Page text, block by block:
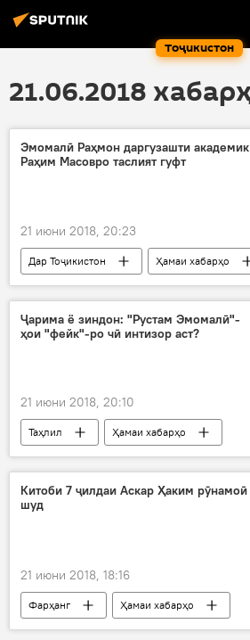
Тоҷикистон
21.06.2018
Эмомалӣ Раҳмон даргузашти академик
Раҳим Масовро таслият гуфт
21 июни 2018, 20:23
Дар Тоҷикистон
Ҳамаи хабарҳо
Эмомалӣ Раҳмон
ҳамдардӣ
Ҷарима ё зиндон: "Рустам Эмомалӣ"-
ҳои "фейк"-ро чӣ интизор аст?
21 июни 2018, 20:10
Таҳлил
Ҳамаи хабарҳо
Рустам Эмомалӣ
шабакаи иҷтимоии Фейсбук
муҷозот
саҳифаи қалбакӣ
Китоби 7 ҷилдаи Аскар Ҳаким рӯнамоӣ
шуд
21 июни 2018, 18:16
Фарҳанг
Ҳамаи хабарҳо
Аскар Ҳаким
осор